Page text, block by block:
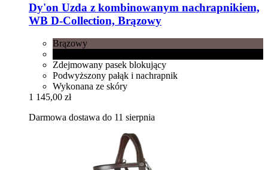
Dy'on Uzda z kombinowanym nachrapnikiem,
WB D-​Collection, Brązowy
Brązowy
Zdejmowany pasek blokujący
Podwyższony pałąk i nachrapnik
Wykonana ze skóry
1 145,00 zł
Darmowa dostawa do 11 sierpnia